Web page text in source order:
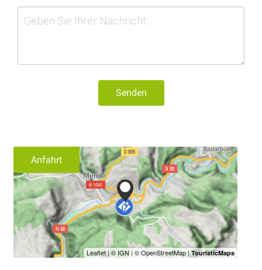
Senden
Anfahrt